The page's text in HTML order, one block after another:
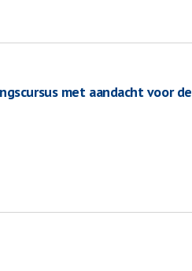
met aandacht voor de